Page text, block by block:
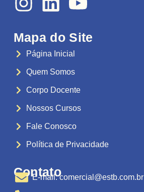
Mapa do Site
Página Inicial
Quem Somos
Corpo Docente
Nossos Cursos
Fale Conosco
Política de Privacidade
Contato
E-mail: comercial@estb.com.br